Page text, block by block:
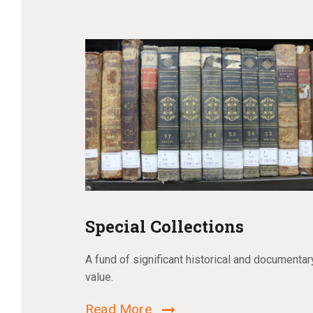
Special Collections
A fund of significant historical and
value.
Read More